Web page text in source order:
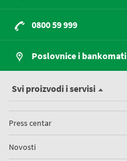
0800 59 999
Poslovnice i bankomati
Svi proizvodi i servisi
Press centar
Novosti